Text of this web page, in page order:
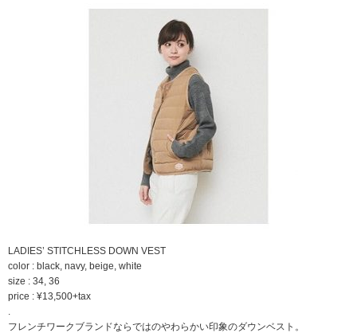
LADIES’ STITCHLESS DOWN VEST
color : black, navy, beige, white
size : 34, 36
price : ¥13,500+tax
フレンチワークブランドならではのやわらかい印象のダウンベスト。